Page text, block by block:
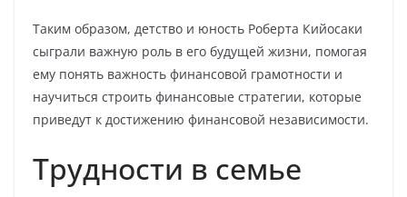
Таким образом, детство и юность Роберта Кийосаки
сыграли важную роль в его будущей жизни, помогая
ему понять важность финансовой грамотности и
научиться строить финансовые стратегии, которые
приведут к достижению финансовой независимости.
Трудности в семье